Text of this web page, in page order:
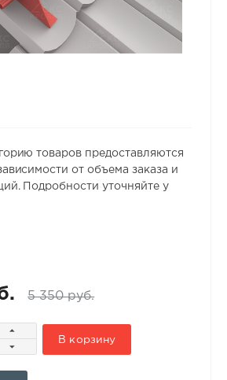
товаров предоставляются
от объема заказа и
Подробности уточняйте у
5 350 руб.
В корзину